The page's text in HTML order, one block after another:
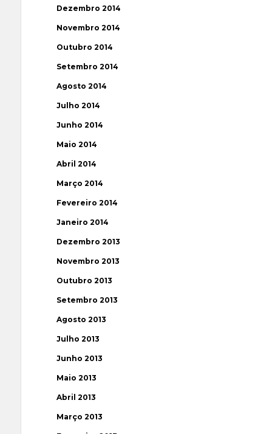
Dezembro 2014
Novembro 2014
Outubro 2014
Setembro 2014
Agosto 2014
Julho 2014
Junho 2014
Maio 2014
Abril 2014
Março 2014
Fevereiro 2014
Janeiro 2014
Dezembro 2013
Novembro 2013
Outubro 2013
Setembro 2013
Agosto 2013
Julho 2013
Junho 2013
Maio 2013
Abril 2013
Março 2013